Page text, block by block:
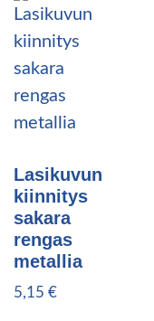
Lasikuvun
kiinnitys
sakara
rengas
metallia
5,15 €